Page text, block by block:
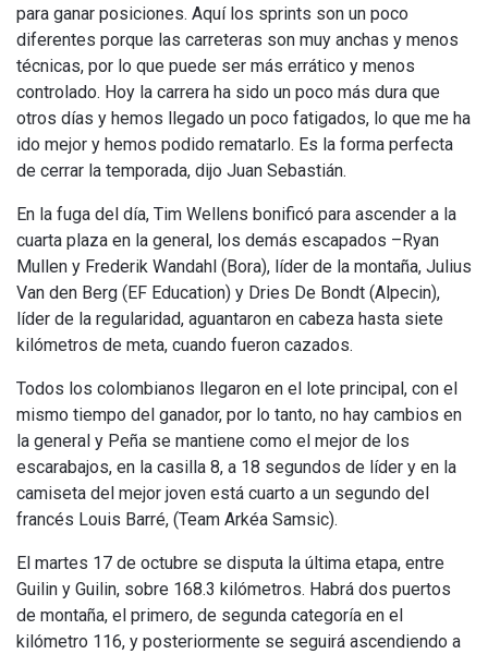
para ganar posiciones. Aquí los sprints son un poco
diferentes porque las carreteras son muy anchas y menos
técnicas, por lo que puede ser más errático y menos
controlado. Hoy la carrera ha sido un poco más dura que
otros días y hemos llegado un poco fatigados, lo que me ha
ido mejor y hemos podido rematarlo. Es la forma perfecta
de cerrar la temporada, dijo Juan Sebastián.
En la fuga del día, Tim Wellens bonificó para ascender a la
cuarta plaza en la general, los demás escapados –Ryan
Mullen y Frederik Wandahl (Bora), líder de la montaña, Julius
Van den Berg (EF Education) y Dries De Bondt (Alpecin),
líder de la regularidad, aguantaron en cabeza hasta siete
kilómetros de meta, cuando fueron cazados.
Todos los colombianos llegaron en el lote principal, con el
mismo tiempo del ganador, por lo tanto, no hay cambios en
la general y Peña se mantiene como el mejor de los
escarabajos, en la casilla 8, a 18 segundos de líder y en la
camiseta del mejor joven está cuarto a un segundo del
francés Louis Barré, (Team Arkéa Samsic).
El martes 17 de octubre se disputa la última etapa, entre
Guilin y Guilin, sobre 168.3 kilómetros. Habrá dos puertos
de montaña, el primero, de segunda categoría en el
kilómetro 116, y posteriormente se seguirá ascendiendo a